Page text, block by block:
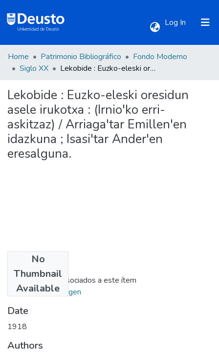
Log In (current)
Communities & Collections
All of DSpace
Statistics
Home Patrimonio Bibliográfico
Fondo Moderno
Siglo XX
Lekobide : Euzko-eleski oresidun asele irukotxa : (Irnio'ko erri-askitzaz) / Arriaga'tar Emillen'en idazkuna ; Isasi'tar Ander'en eresalguna.
Lekobide : Euzko-eleski oresidun
asele irukotxa : (Irnio'ko erri-
askitzaz) / Arriaga'tar Emillen'en
idazkuna ; Isasi'tar Ander'en
eresalguna.
No
Thumbnail
Available
No hay ficheros asociados a este ítem
Ir al repositorio origen
Date
1918
Authors